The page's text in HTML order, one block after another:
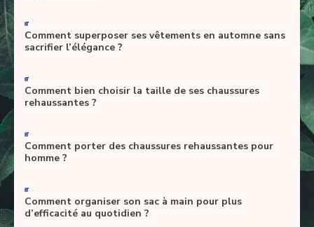
-
Comment superposer ses vêtements en automne sans
sacrifier l’élégance ?
-
Comment bien choisir la taille de ses chaussures
rehaussantes ?
-
Comment porter des chaussures rehaussantes pour
homme ?
-
Comment organiser son sac à main pour plus
d’efficacité au quotidien ?